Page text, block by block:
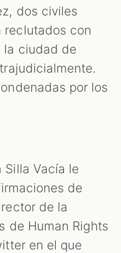
dos civiles
reclutados con
la ciudad de
por los
Silla Vacía le
de
de la
de Human Rights
en el que